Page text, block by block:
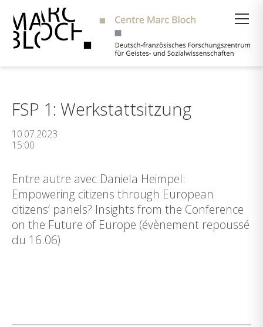
FSP 1: Werkstattsitzung
10.07.2023
15:00
Entre autre avec Daniela Heimpel:
Empowering citizens through European
citizens‘ panels? Insights from the Conference
on the Future of Europe (évènement repoussé
du 16.06)